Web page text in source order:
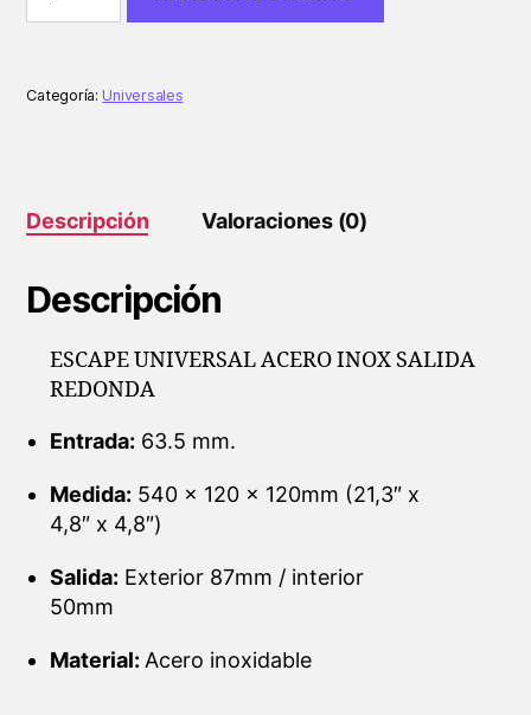
ACERO
REDONDA
Categoría: Universales
Descripción Valoraciones (0)
Descripción
ESCAPE UNIVERSAL ACERO INOX SALIDA
REDONDA
Entrada: 63.5 mm.
Medida: 540 x 120 x 120mm (21,3″ x
4,8″ x 4,8″)
Salida: Exterior 87mm / interior
50mm
Material: Acero inoxidable